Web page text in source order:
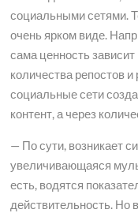
социальными сетями.
очень ярком виде.
сама ценность зависит
количества репостов
социальные сети
контент, а через
— По сути, возникает
увеличивающаяся
есть, водятся
действительность. Но